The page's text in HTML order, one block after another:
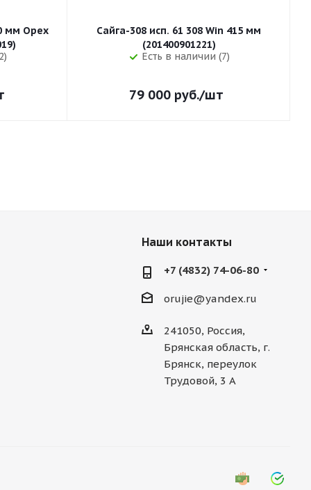
мм Орех
(32019)
Сайга-308 исп. 61 308 Win 415 мм
(201400901221)
Есть в наличии (7)
79 000 руб./шт
Наши контакты
+7 (4832) 74-06-80
orujie@yandex.ru
241050, Россия,
Брянская область, г.
Брянск, переулок
Трудовой, 3 А